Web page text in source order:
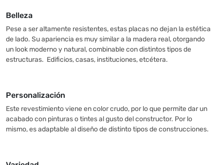
Belleza
Pese a ser altamente resistentes, estas placas no dejan la estética
de lado. Su apariencia es muy similar a la madera real, otorgando
un look moderno y natural, combinable con distintos tipos de
estructuras. Edificios, casas, instituciones, etcétera.
Personalización
Este revestimiento viene en color crudo, por lo que permite dar un
acabado con pinturas o tintes al gusto del constructor. Por lo
mismo, es adaptable al diseño de distinto tipos de construcciones.